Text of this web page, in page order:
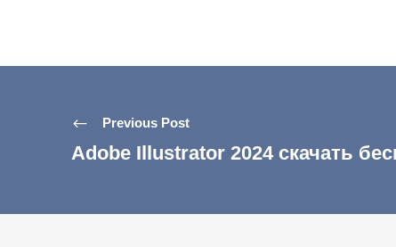
Previous Post
Adobe Illustrator 2024 скачать